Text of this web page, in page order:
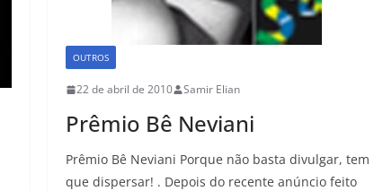
OUTROS
22 de abril de 2010 Samir Elian
Prêmio Bê Neviani
Prêmio Bê Neviani Porque não basta divulgar, tem
que dispersar! . Depois do recente anúncio feito